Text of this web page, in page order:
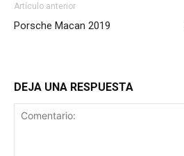
Artículo anterior
Porsche Macan 2019
DEJA UNA RESPUESTA